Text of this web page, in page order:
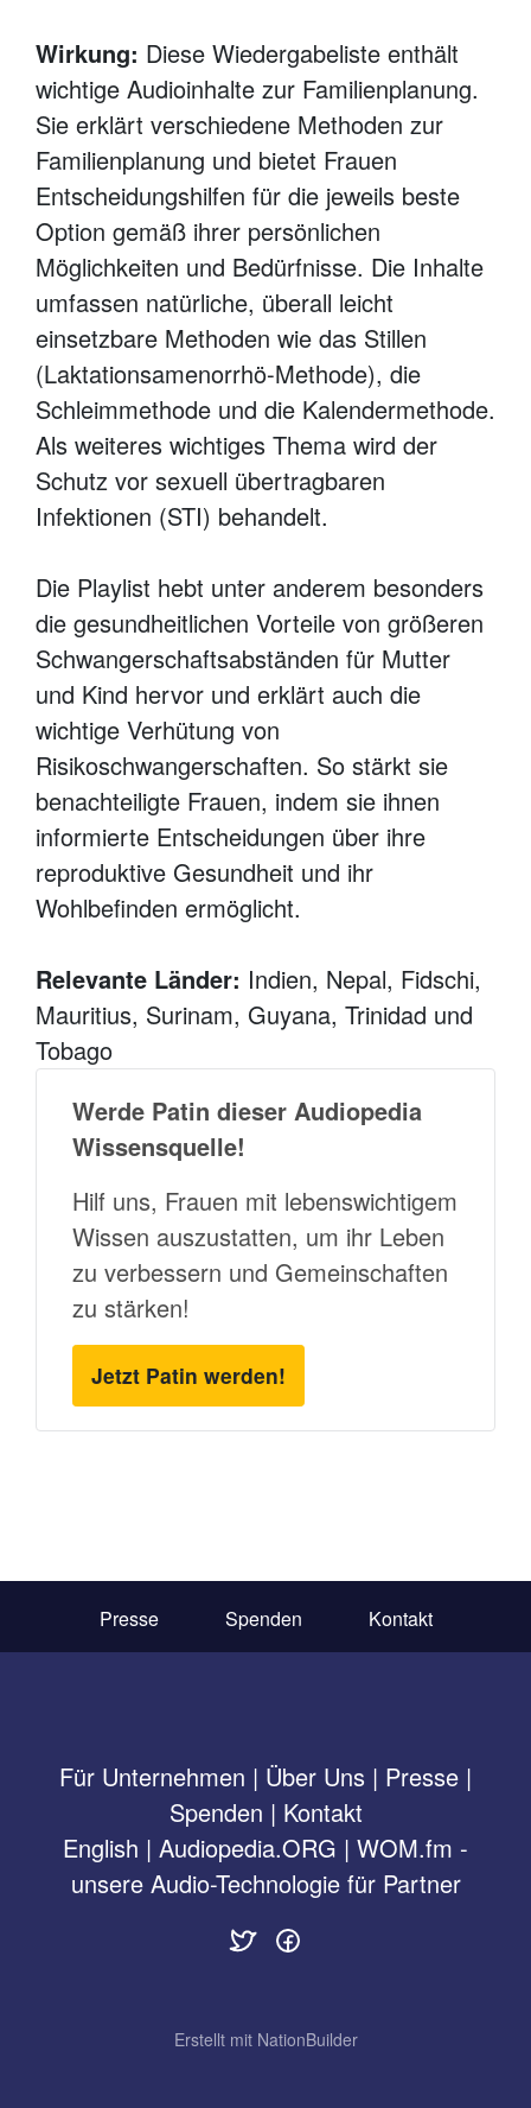
Wirkung: Diese Wiedergabeliste enthält
wichtige Audioinhalte zur Familienplanung.
Sie erklärt verschiedene Methoden zur
Familienplanung und bietet Frauen
Entscheidungshilfen für die jeweils beste
Option gemäß ihrer persönlichen
Möglichkeiten und Bedürfnisse. Die Inhalte
umfassen natürliche, überall leicht
einsetzbare Methoden wie das Stillen
(Laktationsamenorrhö-Methode), die
Schleimmethode und die Kalendermethode.
Als weiteres wichtiges Thema wird der
Schutz vor sexuell übertragbaren
Infektionen (STI) behandelt.
Die Playlist hebt unter anderem besonders
die gesundheitlichen Vorteile von größeren
Schwangerschaftsabständen für Mutter
und Kind hervor und erklärt auch die
wichtige Verhütung von
Risikoschwangerschaften. So stärkt sie
benachteiligte Frauen, indem sie ihnen
informierte Entscheidungen über ihre
reproduktive Gesundheit und ihr
Wohlbefinden ermöglicht.
Relevante Länder: Indien, Nepal, Fidschi,
Mauritius, Surinam, Guyana, Trinidad und
Tobago
Werde Patin dieser Audiopedia
Wissensquelle!
Hilf uns, Frauen mit lebenswichtigem
Wissen auszustatten, um ihr Leben
zu verbessern und Gemeinschaften
zu stärken!
Jetzt Patin werden!
Presse Spenden Kontakt
Für Unternehmen | Über Uns | Presse |
Spenden | Kontakt
English | Audiopedia.ORG | WOM.fm -
unsere Audio-Technologie für Partner
Erstellt mit NationBuilder